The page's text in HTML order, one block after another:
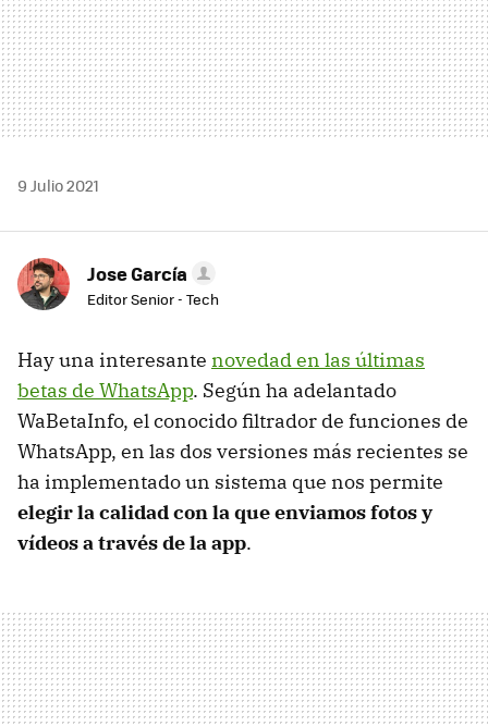
9 Julio 2021
Jose García
Editor Senior - Tech
Hay una interesante novedad en las últimas
betas de WhatsApp. Según ha adelantado
WaBetaInfo, el conocido filtrador de funciones de
WhatsApp, en las dos versiones más recientes se
ha implementado un sistema que nos permite
elegir la calidad con la que enviamos fotos y
vídeos a través de la app.